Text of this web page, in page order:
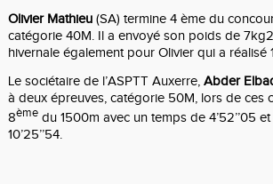
Olivier Mathieu (SA) termine 4 ème du
catégorie 40M. Il a envoyé son poids de
hivernale également pour Olivier qui a réalisé
Le sociétaire de l’ASPTT Auxerre, Abder
à deux épreuves, catégorie 50M, lors de ces
8ème du 1500m avec un temps de 4’52’’05
10’25’’54.